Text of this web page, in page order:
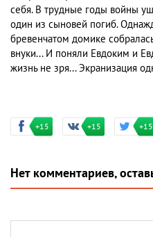
себя. В трудные годы войны
один из сыновей погиб.
бревенчатом домике
внуки... И поняли Евдоким и
жизнь не зря... Экранизация
+15 +15 +15
Нет комментариев,